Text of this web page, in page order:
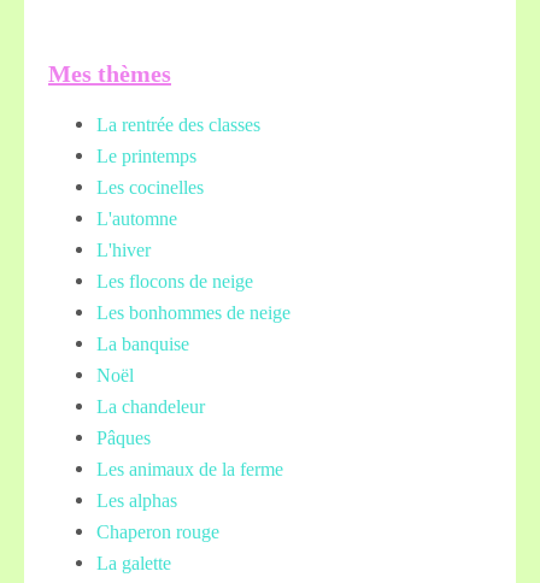
Mes thèmes
La rentrée des classes
Le printemps
Les cocinelles
L'automne
L'hiver
Les flocons de neige
Les bonhommes de neige
La banquise
Noël
La chandeleur
Pâques
Les animaux de la ferme
Les alphas
Chaperon rouge
La galette